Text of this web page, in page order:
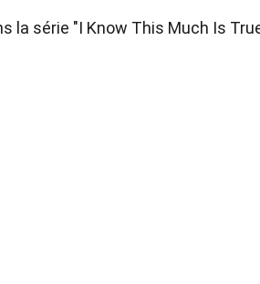
la série "I Know This Much Is